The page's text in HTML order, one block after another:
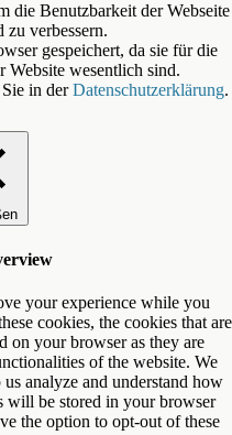
die Benutzbarkeit der Webseite
zu verbessern.
gespeichert, da sie für die
Website wesentlich sind.
in derDatenschutzerklärung.
your experience while you
cookies, the cookies that are
on your browser as they are
of the website. We
analyze and understand how
will be stored in your browser
the option to opt-out of these